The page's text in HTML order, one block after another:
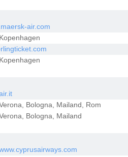
air.com
Kopenhagen
Kopenhagen
Bologna, Mailand, Rom
Bologna, Mailand